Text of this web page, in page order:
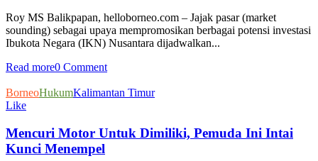
Roy MS Balikpapan, helloborneo.com – Jajak pasar (market
sounding) sebagai upaya mempromosikan berbagai potensi investasi
Ibukota Negara (IKN) Nusantara dijadwalkan...
Read more0 Comment
BorneoHukumKalimantan Timur
Like
Mencuri Motor Untuk Dimiliki, Pemuda Ini Intai
Kunci Menempel